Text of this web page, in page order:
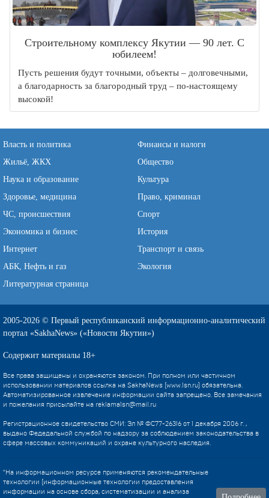
Строительному комплексу Якутии — 90 лет. С
юбилеем!
Пусть решения будут точными, объекты – долговечными,
а благодарность за благородный труд – по-настоящему
высокой!
Власть и политика
Финансы и налоги
Жильё, ЖКХ
Общество
Наука и образование
Культура
Здоровье, медицина
Право, криминал
ЧС, происшествия
Спорт
Экономика и бизнес
История
Интернет
Транспорт и связь
АБК, Нефть и газ
Экология
Литературная страница
2005-2026 © Первый республиканский информационно-аналитический
портал «SakhaNews» («Новости Якутии»)
Содержит материалы 18+
Все права защищены и охраняются законом. При полном или частичном
использовании материалов ссылка на SakhaNews (www.1sn.ru) обязательна.
Автоматизированное извлечение информации сайта запрещено. Все замечания
и пожелания присылайте на reklama1sn@mail.ru
Регистрационное свидетельство СМИ: Эл № ФС77-26316 от 1 декабря 2006 г. ,
выдано Федедальной службой по надзору за соблюдением законодательства в
сфере массовых коммуникаций и охране культурного наследия.
"На информационном ресурсе применяются рекомендательные
технологии (информационные технологии предоставления
информации на основе сбора, систематизации и анализа